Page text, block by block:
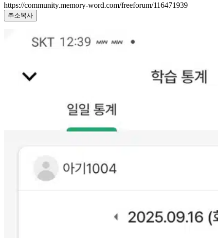
https://community.memory-word.com/freeforum/116471939
주소복사